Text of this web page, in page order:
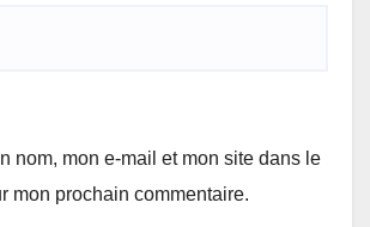
nom, mon e-mail et mon site dans le
mon prochain commentaire.